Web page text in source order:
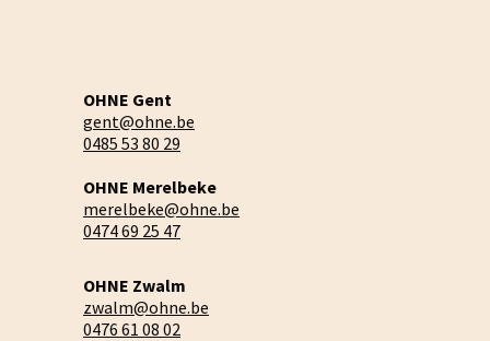
OHNE Gent
gent@ohne.be
0485 53 80 29
OHNE Merelbeke
merelbeke@ohne.be
0474 69 25 47
OHNE Zwalm
zwalm@ohne.be
0476 61 08 02